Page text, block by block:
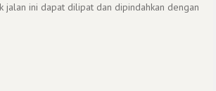
jalan ini dapat dilipat dan dipindahkan dengan